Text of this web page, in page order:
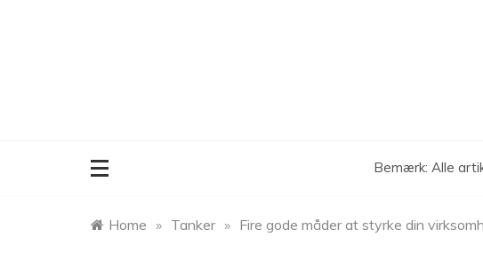
Bemærk: Alle
Home » Tanker » Fire gode måder at styrke din